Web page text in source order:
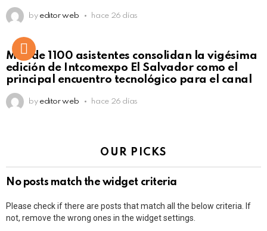
by editor web hace 26 días
Más de 1100 asistentes consolidan la vigésima
edición de Intcomexpo El Salvador como el
principal encuentro tecnológico para el canal
by editor web hace 26 días
OUR PICKS
No posts match the widget criteria
Please check if there are posts that match all the below criteria. If
not, remove the wrong ones in the widget settings.